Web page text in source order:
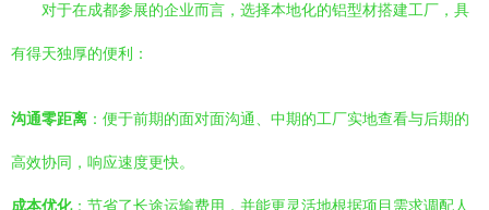
对于在成都参展的企业而言，选择本地化的铝型材搭建工厂，具
有得天独厚的便利：
沟通零距离 ：便于前期的面对面沟通、中期的工厂实地查看与后期的
高效协同，响应速度更快。
成本优化：节省了长途运输费用，并能更灵活地根据项目需求调配人